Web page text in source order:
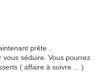
prête ..
vous séduire. Vous pourrez
( affaire à suivre ... )